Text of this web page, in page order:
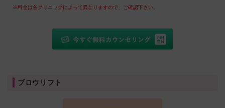
※料金は各クリニックによって異なりますので、ご確認下さい。
ブロウリフト